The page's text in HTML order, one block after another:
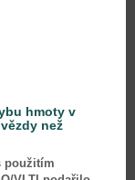
hmoty v
než
použitím